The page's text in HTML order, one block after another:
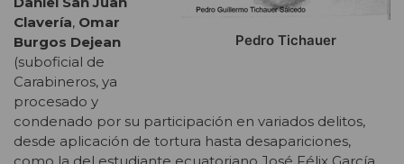
Pedro Tichauer
Clavería, Omar
Burgos Dejean
(suboficial de
Carabineros, ya
procesado y
condenado por su participación en variados delitos,
desde aplicación de tortura hasta desapariciones,